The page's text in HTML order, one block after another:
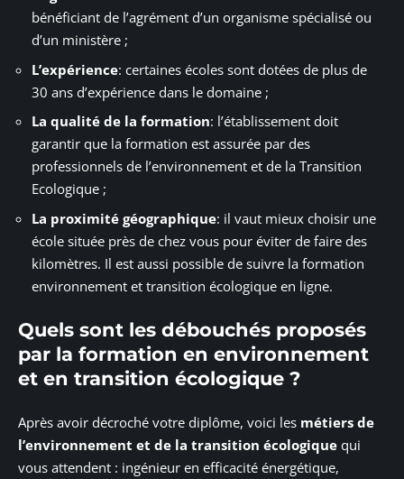
bénéficiant de l’agrément d’un organisme spécialisé ou
d’un ministère ;
L’expérience: certaines écoles sont dotées de plus de
30 ans d’expérience dans le domaine ;
La qualité de la formation: l’établissement doit
garantir que la formation est assurée par des
professionnels de l’environnement et de la Transition
Ecologique ;
La proximité géographique: il vaut mieux choisir une
école située près de chez vous pour éviter de faire des
kilomètres. Il est aussi possible de suivre la formation
environnement et transition écologique en ligne.
Quels sont les débouchés proposés
par la formation en environnement
et en transition écologique ?
Après avoir décroché votre diplôme, voici les métiers de
l’environnement et de la transition écologique qui
vous attendent : ingénieur en efficacité énergétique,